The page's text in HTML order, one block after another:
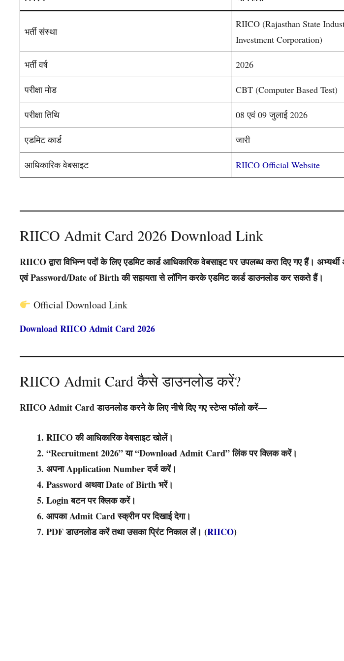
भर्ती संस्था
RIICO (Rajasthan State
Investment Corporation)
भर्ती वर्ष 2026
परीक्षा मोड CBT (Computer Based Test)
परीक्षा तिथि 08 एवं 09 जुलाई 2026
एडमिट कार्ड जारी
आधिकारिक वेबसाइट RIICO Official Website
RIICO Admit Card 2026 Download Link
RIICO द्वारा विभिन्न पदों के लिए एडमिट कार्ड आधिकारिक वेबसाइट पर उपलब्ध करा दिए गए हैं।
एवं Password/Date of Birthकी सहायता से लॉगिन करके एडमिट कार्ड डाउनलोड कर सकते हैं।
Official Download Link
Download RIICO Admit Card 2026
RIICO Admit Card कैसे डाउनलोड करें?
RIICO Admit Card डाउनलोड करने के लिए नीचे दिए गए स्टेप्स फॉलो करें—
RIICO की आधिकारिक वेबसाइट खोलें।
“Recruitment 2026” या “Download Admit Card” लिंक पर क्लिक करें।
अपना Application Number दर्ज करें।
Password अथवा Date of Birth भरें।
Login बटन पर क्लिक करें।
आपका Admit Card स्क्रीन पर दिखाई देगा।
PDF डाउनलोड करें तथा उसका प्रिंट निकाल लें। (RIICO)